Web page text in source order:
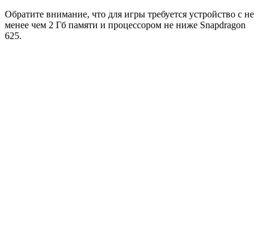
Обратите внимание, что для игры требуется устройство с не
менее чем 2 Гб памяти и процессором не ниже Snapdragon
625.